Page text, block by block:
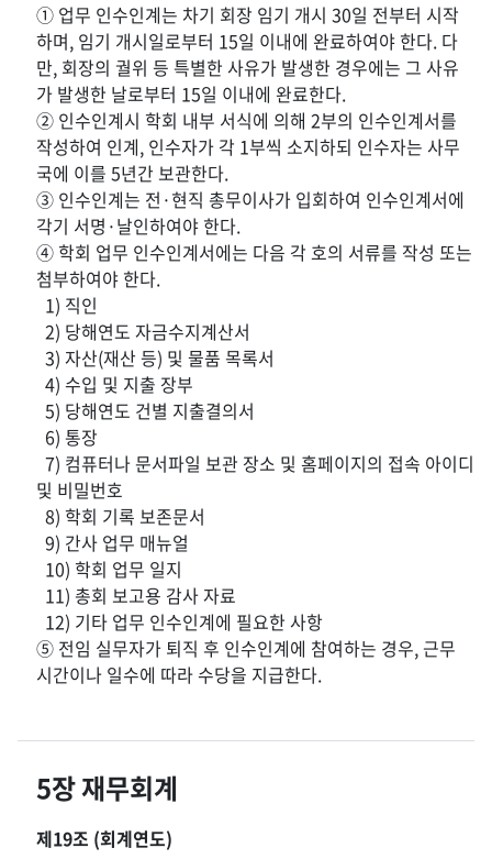
① 업무 인수인계는 차기 회장 임기 개시 30일 전부터 시작
하며, 임기 개시일로부터 15일 이내에 완료하여야 한다. 다
만, 회장의 궐위 등 특별한 사유가 발생한 경우에는 그 사유
가 발생한 날로부터 15일 이내에 완료한다.
② 인수인계시 학회 내부 서식에 의해 2부의 인수인계서를
작성하여 인계, 인수자가 각 1부씩 소지하되 인수자는 사무
국에 이를 5년간 보관한다.
③ 인수인계는 전·현직 총무이사가 입회하여 인수인계서에
각기 서명·날인하여야 한다.
④ 학회 업무 인수인계서에는 다음 각 호의 서류를 작성 또는
첨부하여야 한다.
1) 직인
2) 당해연도 자금수지계산서
3) 자산(재산 등) 및 물품 목록서
4) 수입 및 지출 장부
5) 당해연도 건별 지출결의서
6) 통장
7) 컴퓨터나 문서파일 보관 장소 및 홈페이지의 접속 아이디
및 비밀번호
8) 학회 기록 보존문서
9) 간사 업무 매뉴얼
10) 학회 업무 일지
11) 총회 보고용 감사 자료
12) 기타 업무 인수인계에 필요한 사항
⑤ 전임 실무자가 퇴직 후 인수인계에 참여하는 경우, 근무
시간이나 일수에 따라 수당을 지급한다.
5장 재무회계
제19조 (회계연도)